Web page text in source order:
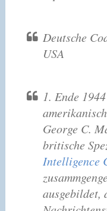
Deutsche
USA
1. Ende
George C.
britische
Intelligence
ausgebildet,